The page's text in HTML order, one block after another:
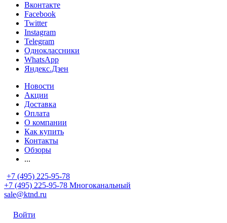
Вконтакте
Facebook
Twitter
Instagram
Telegram
Одноклассники
WhatsApp
Яндекс.Дзен
Новости
Акции
Доставка
Оплата
О компании
Как купить
Контакты
Обзоры
...
+7 (495) 225-95-78
+7 (495) 225-95-78 Многоканальный
sale@ktnd.ru
Войти